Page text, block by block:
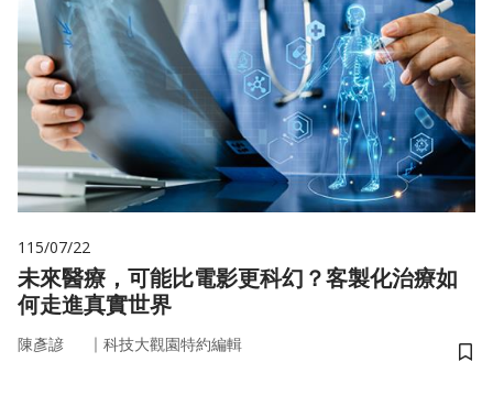
115/07/22
未來醫療，可能比電影更科幻？客製化治療如
何走進真實世界
陳彥諺 ｜ 科技大觀園特約編輯
儲